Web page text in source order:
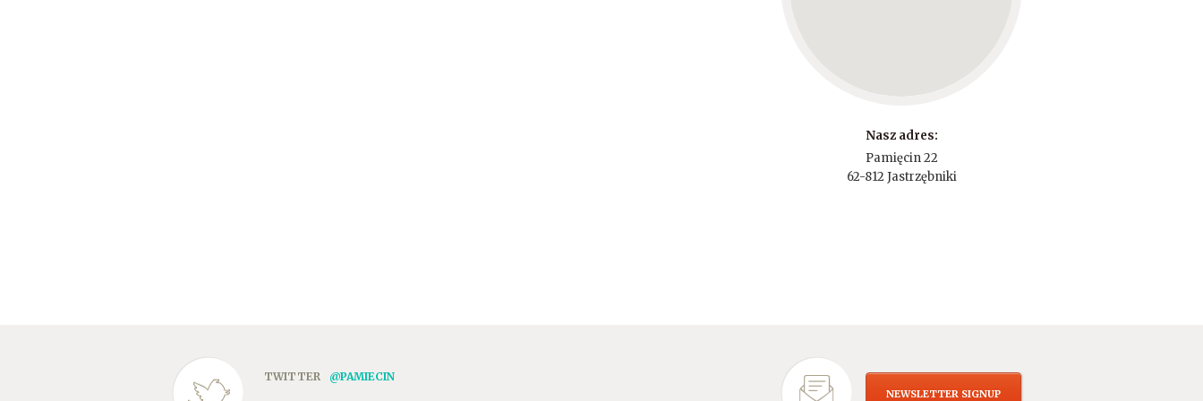
Nasz adres:
Pamięcin 22
62-812 Jastrzębniki
TWITTER @PAMIECIN
NEWSLETTER SIGNUP